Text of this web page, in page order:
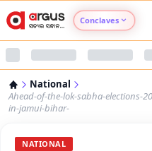
Conclaves
Argus
National
Ahead-of-the-lok-sabha-elections-
in-jamui-bihar-
NATIONAL